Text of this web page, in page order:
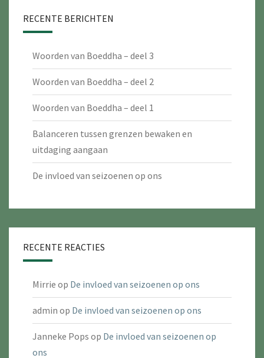
RECENTE BERICHTEN
Woorden van Boeddha – deel 3
Woorden van Boeddha – deel 2
Woorden van Boeddha – deel 1
Balanceren tussen grenzen bewaken en
uitdaging aangaan
De invloed van seizoenen op ons
RECENTE REACTIES
Mirrie op De invloed van seizoenen op ons
admin op De invloed van seizoenen op ons
Janneke Pops op De invloed van seizoenen op
ons